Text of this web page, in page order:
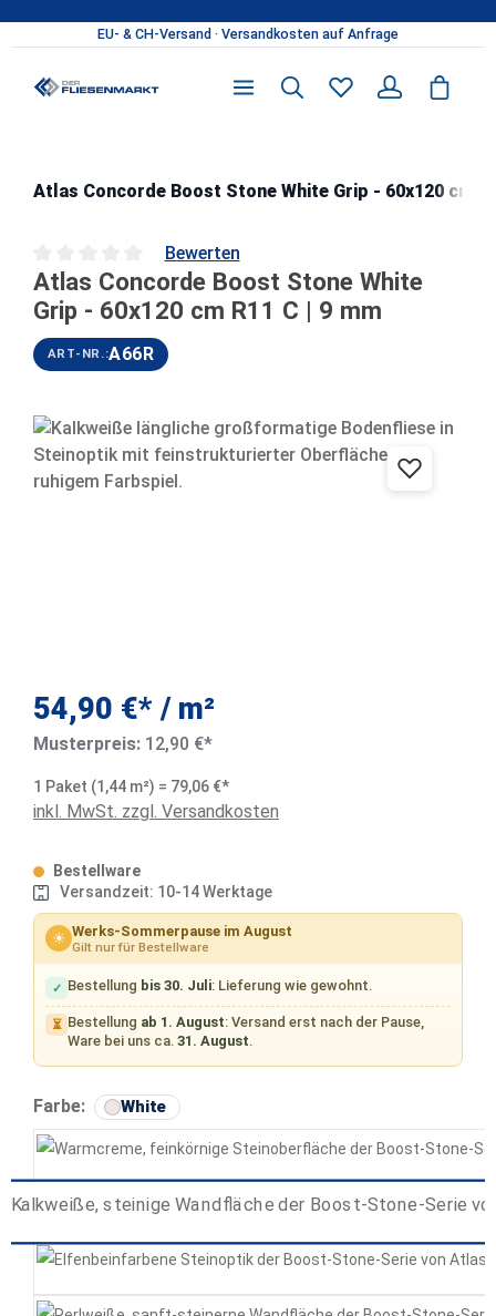
Zum Hauptinhalt springen
Atlas Concorde Boost Stone White Grip - 60x120 cm
Durchschnittliche Bewertung von 0 von 5 Sternen
Bewerten
Atlas Concorde Boost Stone White
Grip - 60x120 cm R11 C | 9 mm
ART-NR.:A66R
Bildergalerie überspringen
54,90 €* / m²
Musterpreis: 12,90 €*
1 Paket (1,44 m²) = 79,06 €*
inkl. MwSt. zzgl. Versandkosten
Bestellware
Versandzeit: 10-14 Werktage
☀ Werks-Sommerpause im August
Gilt nur für Bestellware
✓ Bestellung bis 30. Juli: Lieferung wie gewohnt.
⏳ Bestellung ab 1. August: Versand erst nach der Pause,
Ware bei uns ca.31. August.
Farbe: White auswählen